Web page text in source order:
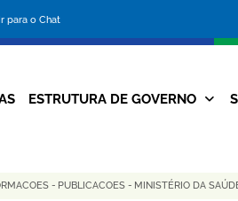
Ir para o Chat
da
ESTRUTURA DE GOVERNO
- PUBLICACOES - MINISTÉRIO DA